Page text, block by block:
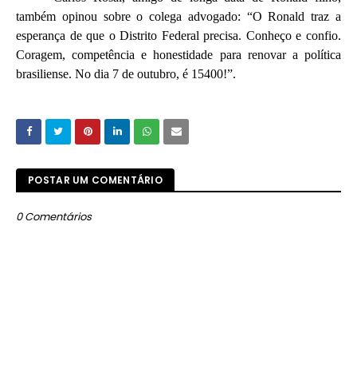
também opinou sobre o colega advogado: “O Ronald traz a
esperança de que o Distrito Federal precisa. Conheço e confio.
Coragem, competência e honestidade para renovar a política
brasiliense. No dia 7 de outubro, é 15400!”.
POSTAR UM COMENTÁRIO
0 Comentários